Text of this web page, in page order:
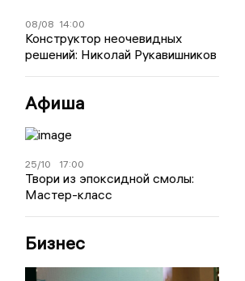
08/08 14:00
Конструктор неочевидных
решений: Николай Рукавишников
Афиша
25/10 17:00
Твори из эпоксидной смолы:
Мастер-класс
Бизнес